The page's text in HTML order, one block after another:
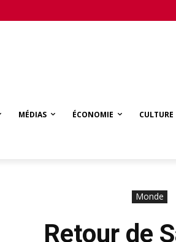
MÉDIAS ÉCONOMIE CULTURE
Monde
Retour de